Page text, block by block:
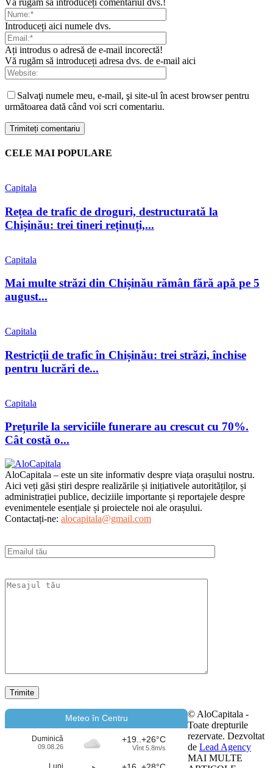
Introduceți aici numele dvs.
Ați introdus o adresă de e-mail incorectă!
Vă rugăm să introduceți adresa dvs. de e-mail aici
Salvaţi numele meu, e-mail, şi site-ul în acest browser pentru
următoarea dată când voi scri comentariu.
CELE MAI POPULARE
Capitala
Rețea de trafic de droguri, destructurată la
Chișinău: trei tineri reținuți,...
Capitala
Mai multe străzi din Chișinău rămân fără apă pe 5
august...
Capitala
Restricții de trafic în Chișinău: trei străzi, închise
pentru lucrări de...
Capitala
Prețurile la serviciile funerare au crescut cu 70%.
Cât costă o...
AloCapitala – este un site informativ despre viața orașului nostru.
Aici veți găsi știri despre realizările și inițiativele autorităților, și
administrației publice, deciziile importante și reportajele despre
evenimentele esențiale și proiectele noi ale orașului.
Contactați-ne: alocapitala@gmail.com
Meteo în Centru
Duminică
09.08.26
+19..+26°C
Vînt 5.8m/s
Luni
© AloCapitala -
Toate drepturile
rezervate. Dezvoltat
de Lead Agency
MAI MULTE